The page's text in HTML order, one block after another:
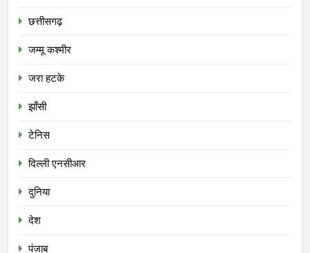
छत्तीसगढ़
जम्मू कश्मीर
जरा हटके
झाँसी
टेनिस
दिल्ली एनसीआर
दुनिया
देश
पंजाब